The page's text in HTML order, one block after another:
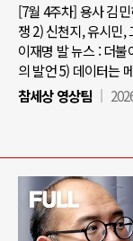
[7월 4주차] 용사 김
쟁 2) 신천지, 유시민,
이재명 발 뉴스 : 더
의 발언 5) 데이터는
참세상 영상팀